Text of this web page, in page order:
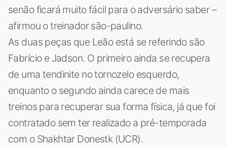
senão ficará muito fácil para o adversário saber –
afirmou o treinador são-paulino.
As duas peças que Leão está se referindo são
Fabrício e Jadson. O primeiro ainda se recupera
de uma tendinite no tornozelo esquerdo,
enquanto o segundo ainda carece de mais
treinos para recuperar sua forma física, já que foi
contratado sem ter realizado a pré-temporada
com o Shakhtar Donestk (UCR).